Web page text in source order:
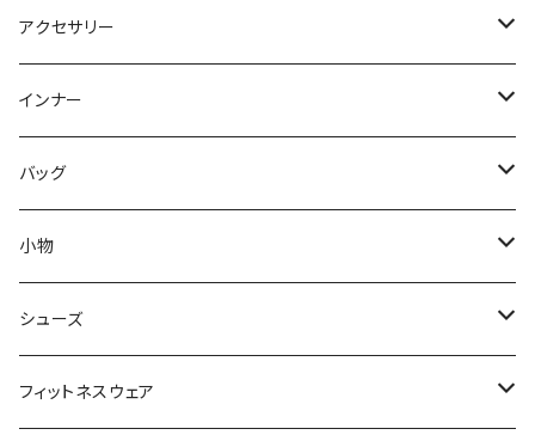
パーカー
スウェット/トレーナー
その他
その他
オールインワン
ワンピース
ラッシュガード
その他
ミディアム/ミモレ
ロング/マキシ
袖付き
ノースリーブ
パンツドレス
ナイトドレス
パンツスーツ
スカートスーツ
その他
アクセサリー
ネックレス
ブレスレット
ピアス
コサージュ
リング
インナー
ブラ/ブラトップ/ベアトップ
ショーツ
タンクトップ/キャミソール
半袖/5分
バッグ
サブバッグ
クラッチバッグ
トートバッグ
小物
マフラー/スカーフ/ストール
財布
シューズ
スニーカー
フィットネスウェア